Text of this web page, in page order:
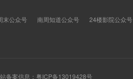
末公众号 南周知道公众号 24楼影院公众号
备案信息： 粤ICP备13019428号